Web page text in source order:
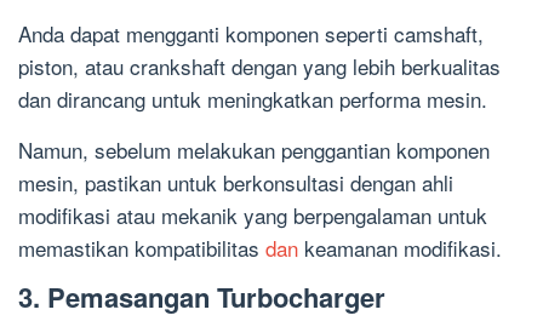
Anda dapat mengganti komponen seperti camshaft,
piston, atau crankshaft dengan yang lebih berkualitas
dan dirancang untuk meningkatkan performa mesin.
Namun, sebelum melakukan penggantian komponen
mesin, pastikan untuk berkonsultasi dengan ahli
modifikasi atau mekanik yang berpengalaman untuk
memastikan kompatibilitas dan keamanan modifikasi.
3. Pemasangan Turbocharger